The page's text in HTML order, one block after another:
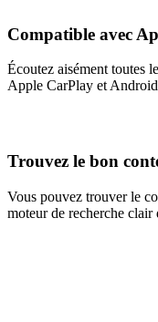
Compatible avec
Écoutez aisément toutes
Apple CarPlay et
Trouvez le bon
Vous pouvez trouver le
moteur de recherche clair